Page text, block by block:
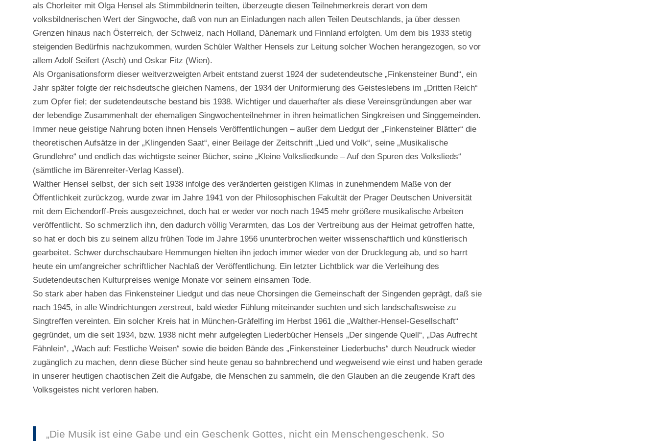
als Chorleiter mit Olga Hensel als Stimmbildnerin teilten, überzeugte diesen Teilnehmerkreis derart von dem
volksbildnerischen Wert der Singwoche, daß von nun an Einladungen nach allen Teilen Deutschlands, ja über dessen
Grenzen hinaus nach Österreich, der Schweiz, nach Holland, Dänemark und Finnland erfolgten. Um dem bis 1933 stetig
steigenden Bedürfnis nachzukommen, wurden Schüler Walther Hensels zur Leitung solcher Wochen herangezogen, so vor
allem Adolf Seifert (Asch) und Oskar Fitz (Wien).
Als Organisationsform dieser weitverzweigten Arbeit entstand zuerst 1924 der sudetendeutsche „Finkensteiner Bund“, ein
Jahr später folgte der reichsdeutsche gleichen Namens, der 1934 der Uniformierung des Geisteslebens im „Dritten Reich“
zum Opfer fiel; der sudetendeutsche bestand bis 1938. Wichtiger und dauerhafter als diese Vereinsgründungen aber war
der lebendige Zusammenhalt der ehemaligen Singwochenteilnehmer in ihren heimatlichen Singkreisen und Singgemeinden.
Immer neue geistige Nahrung boten ihnen Hensels Veröffentlichungen – außer dem Liedgut der „Finkensteiner Blätter“ die
theoretischen Aufsätze in der „Klingenden Saat“, einer Beilage der Zeitschrift „Lied und Volk“, seine „Musikalische
Grundlehre“ und endlich das wichtigste seiner Bücher, seine „Kleine Volksliedkunde – Auf den Spuren des Volkslieds“
(sämtliche im Bärenreiter-Verlag Kassel).
Walther Hensel selbst, der sich seit 1938 infolge des veränderten geistigen Klimas in zunehmendem Maße von der
Öffentlichkeit zurückzog, wurde zwar im Jahre 1941 von der Philosophischen Fakultät der Prager Deutschen Universität
mit dem Eichendorff-Preis ausgezeichnet, doch hat er weder vor noch nach 1945 mehr größere musikalische Arbeiten
veröffentlicht. So schmerzlich ihn, den dadurch völlig Verarmten, das Los der Vertreibung aus der Heimat getroffen hatte,
so hat er doch bis zu seinem allzu frühen Tode im Jahre 1956 ununterbrochen weiter wissenschaftlich und künstlerisch
gearbeitet. Schwer durchschaubare Hemmungen hielten ihn jedoch immer wieder von der Drucklegung ab, und so harrt
heute ein umfangreicher schriftlicher Nachlaß der Veröffentlichung. Ein letzter Lichtblick war die Verleihung des
Sudetendeutschen Kulturpreises wenige Monate vor seinem einsamen Tode.
So stark aber haben das Finkensteiner Liedgut und das neue Chorsingen die Gemeinschaft der Singenden geprägt, daß sie
nach 1945, in alle Windrichtungen zerstreut, bald wieder Fühlung miteinander suchten und sich landschaftsweise zu
Singtreffen vereinten. Ein solcher Kreis hat in München-Gräfelfing im Herbst 1961 die „Walther-Hensel-Gesellschaft“
gegründet, um die seit 1934, bzw. 1938 nicht mehr aufgelegten Liederbücher Hensels „Der singende Quell“, „Das Aufrecht
Fähnlein“, „Wach auf: Festliche Weisen“ sowie die beiden Bände des „Finkensteiner Liederbuchs“ durch Neudruck wieder
zugänglich zu machen, denn diese Bücher sind heute genau so bahnbrechend und wegweisend wie einst und haben gerade
in unserer heutigen chaotischen Zeit die Aufgabe, die Menschen zu sammeln, die den Glauben an die zeugende Kraft des
Volksgeistes nicht verloren haben.
„Die Musik ist eine Gabe und ein Geschenk Gottes, nicht ein Menschengeschenk. So